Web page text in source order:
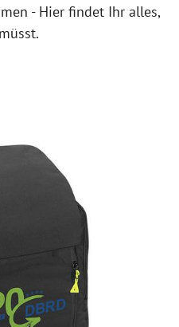
- Hier findet Ihr alles,